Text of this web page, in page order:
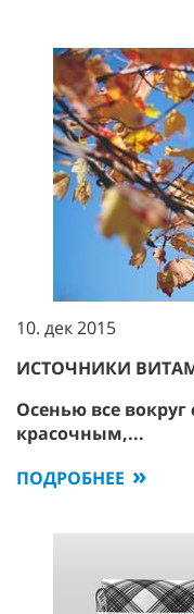
10. дек 2015
ИСТОЧНИКИ
Осенью все
красочным,...
ПОДРОБНЕЕ